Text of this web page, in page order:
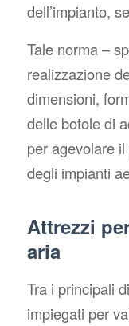
dell’impianto,
Tale norma –
realizzazione
dimensioni,
delle botole di
per agevolare
degli impianti
Attrezzi
aria
Tra i principali
impiegati per